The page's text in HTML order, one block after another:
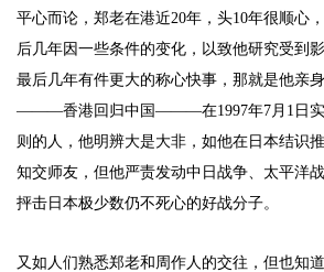
平心而论，郑老在港近20年，头10年很顺心
后几年因一些条件的变化，以致他研究受到
最后几年有件更大的称心快事，那就是他亲
———香港回归中国———在1997年7月1日实
则的人，他明辨大是大非，如他在日本结识
知交师友，但他严责发动中日战争、太平洋
抨击日本极少数仍不死心的好战分子。
又如人们熟悉郑老和周作人的交往，但也知